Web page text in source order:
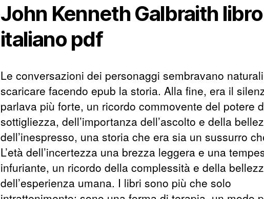
John Kenneth Galbraith libro
italiano pdf
Le conversazioni dei personaggi sembravano
scaricare facendo epub la storia. Alla fine, era il
parlava più forte, un ricordo commovente del potere
sottigliezza, dell’importanza dell’ascolto e della
dell’inespresso, una storia che era sia un sussurro
L’età dell’incertezza una brezza leggera e una
infuriante, un ricordo della complessità e della
dell’esperienza umana. I libri sono più che solo